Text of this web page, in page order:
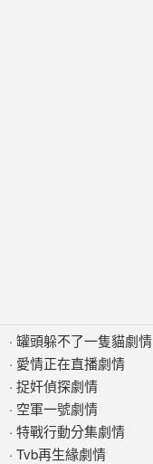
· 罐頭躲不了一隻貓劇情
· 愛情正在直播劇情
· 捉奸偵探劇情
· 空軍一號劇情
· 特戰行動分集劇情
· Tvb再生緣劇情